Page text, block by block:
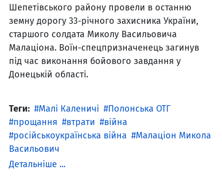
Шепетівського району провели в останню
земну дорогу 33-річного захисника України,
старшого солдата Миколу Васильовича
Малаціона. Воїн-спецпризначенець загинув
під час виконання бойового завдання у
Донецькій області.
Теги: Малі Каленичі
Полонська ОТГ
прощання
втрати
війна
російськоукраїнська війна
Малаціон Микола
Васильович
Детальніше ...